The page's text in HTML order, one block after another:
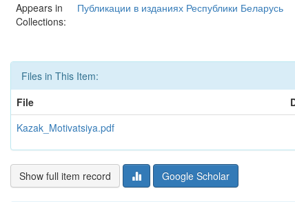
Appears in
Collections:
Публикации в изданиях Республики Беларусь
Files in This Item:
File
Kazak_Motivatsiya.pdf
Show full item record Google Scholar